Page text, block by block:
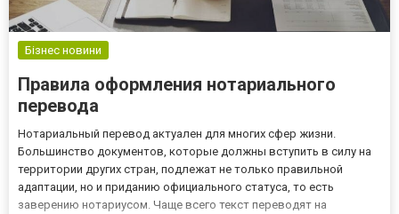
Бізнес новини
Правила оформления нотариального
перевода
Нотариальный перевод актуален для многих сфер жизни.
Большинство документов, которые должны вступить в силу на
территории других стран, подлежат не только правильной
адаптации, но и приданию официального статуса, то есть
заверению нотариусом. Чаще всего текст переводят на